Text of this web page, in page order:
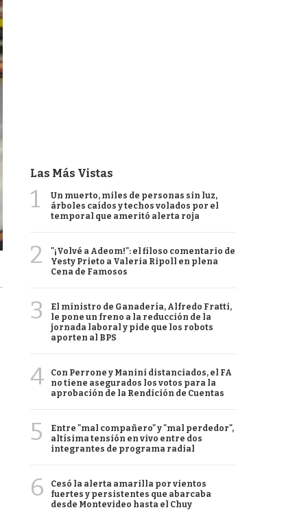
Las Más Vistas
1
Un muerto, miles de personas sin luz,
árboles caídos y techos volados por el
temporal que ameritó alerta roja
2
"¡Volvé a Adeom!": el filoso comentario de
Yesty Prieto a Valeria Ripoll en plena
Cena de Famosos
3
El ministro de Ganadería, Alfredo Fratti,
le pone un freno a la reducción de la
jornada laboral y pide que los robots
aporten al BPS
4
Con Perrone y Manini distanciados, el FA
no tiene asegurados los votos para la
aprobación de la Rendición de Cuentas
5
Entre "mal compañero" y "mal perdedor",
altísima tensión en vivo entre dos
integrantes de programa radial
6
Cesó la alerta amarilla por vientos
fuertes y persistentes que abarcaba
desde Montevideo hasta el Chuy